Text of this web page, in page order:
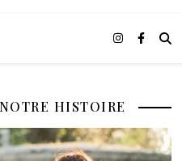
NOTRE HISTOIRE